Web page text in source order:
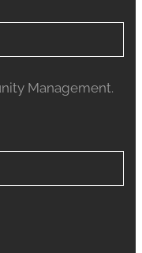
Management.